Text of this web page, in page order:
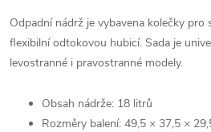
Odpadní nádrž je vybavena kolečky pro
flexibilní odtokovou hubicí. Sada je
levostranné i pravostranné modely.
Obsah nádrže: 18 litrů
Rozměry balení: 49,5 × 37,5 ×